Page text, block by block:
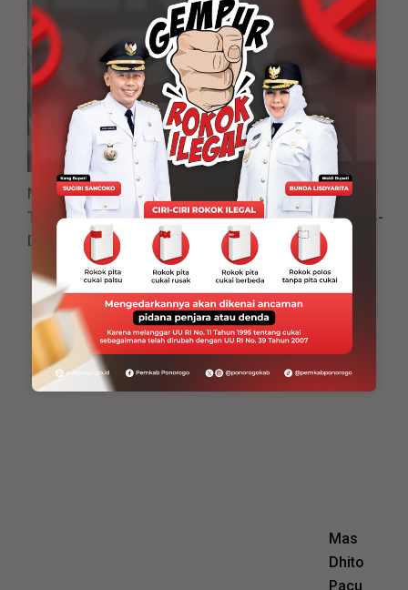
Mantapkan Standar Mutu Pelayanan, RSUD dr. Iskak
Tulungagung Jalani Survei Akreditasi Bersama LARS-
DHP
Adv
Mas
Dhito
Pacu